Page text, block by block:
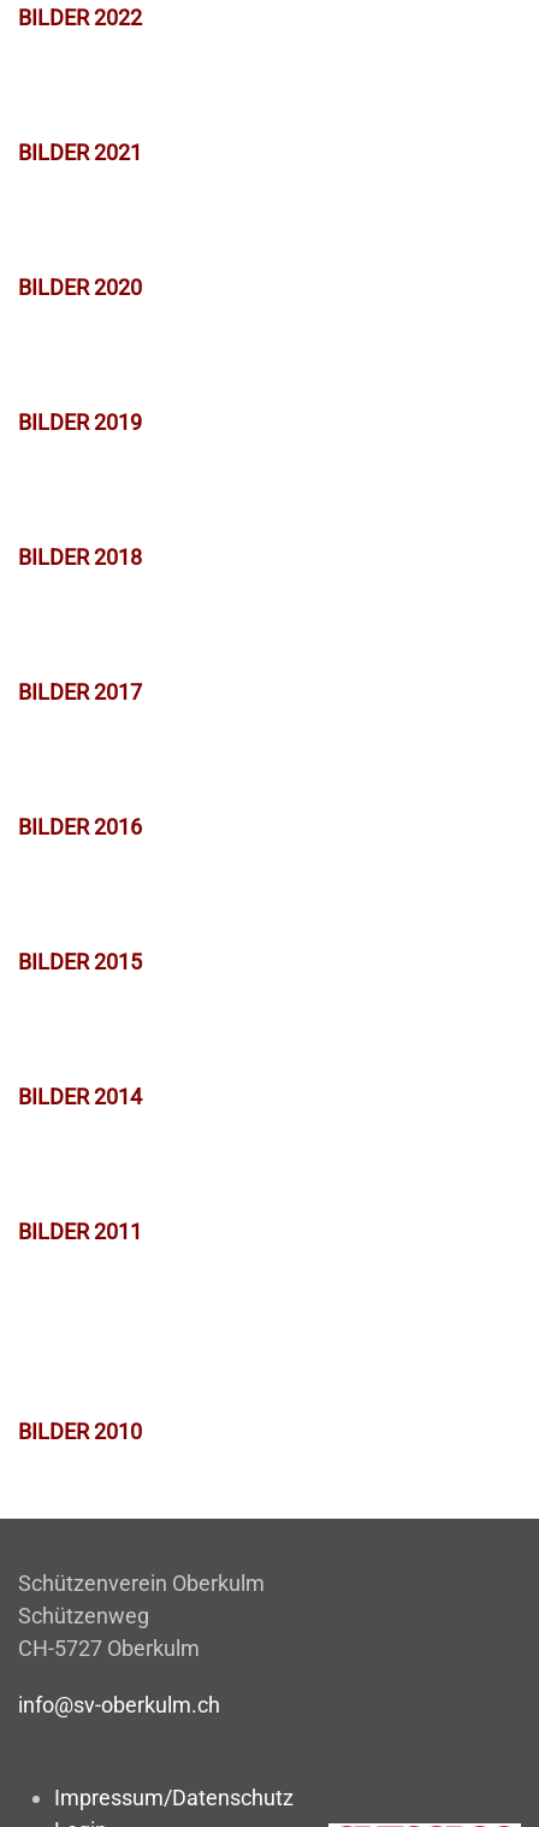
BILDER 2022
BILDER 2021
BILDER 2020
BILDER 2019
BILDER 2018
BILDER 2017
BILDER 2016
BILDER 2015
BILDER 2014
BILDER 2011
BILDER 2010
Schützenverein Oberkulm
Schützenweg
CH-5727 Oberkulm
info@sv-oberkulm.ch
Impressum/Datenschutz